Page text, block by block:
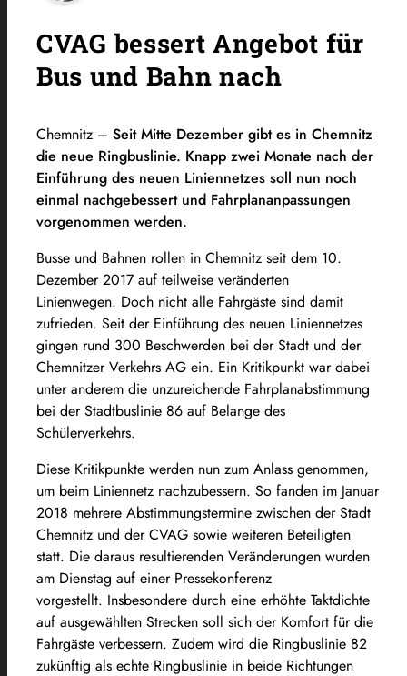
CVAG bessert Angebot für
Bus und Bahn nach
Chemnitz – Seit Mitte Dezember gibt es in Chemnitz
die neue Ringbuslinie. Knapp zwei Monate nach der
Einführung des neuen Liniennetzes soll nun noch
einmal nachgebessert und Fahrplananpassungen
vorgenommen werden.
Busse und Bahnen rollen in Chemnitz seit dem 10.
Dezember 2017 auf teilweise veränderten
Linienwegen. Doch nicht alle Fahrgäste sind damit
zufrieden. Seit der Einführung des neuen Liniennetzes
gingen rund 300 Beschwerden bei der Stadt und der
Chemnitzer Verkehrs AG ein. Ein Kritikpunkt war dabei
unter anderem die unzureichende Fahrplanabstimmung
bei der Stadtbuslinie 86 auf Belange des
Schülerverkehrs.
Diese Kritikpunkte werden nun zum Anlass genommen,
um beim Liniennetz nachzubessern. So fanden im Januar
2018 mehrere Abstimmungstermine zwischen der Stadt
Chemnitz und der CVAG sowie weiteren Beteiligten
statt. Die daraus resultierenden Veränderungen wurden
am Dienstag auf einer Pressekonferenz
vorgestellt. Insbesondere durch eine erhöhte Taktdichte
auf ausgewählten Strecken soll sich der Komfort für die
Fahrgäste verbessern. Zudem wird die Ringbuslinie 82
zukünftig als echte Ringbuslinie in beide Richtungen